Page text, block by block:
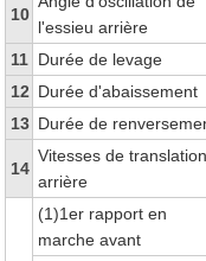
10
l'essieu arrière
11 Durée de levage
12 Durée d'abaissement
13 Durée de
14
Vitesses de
arrière
(1)1er rapport en
marche avant